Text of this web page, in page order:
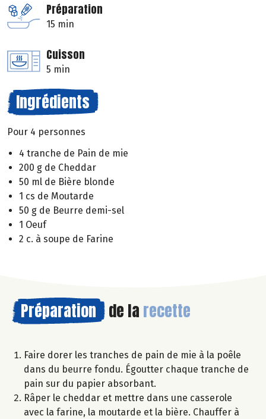
Préparation
15 min
Cuisson
5 min
Ingrédients
Pour 4 personnes
4 tranche de Pain de mie
200 g de Cheddar
50 ml de Bière blonde
1 cs de Moutarde
50 g de Beurre demi-sel
1 Oeuf
2 c. à soupe de Farine
Préparation de la recette
Faire dorer les tranches de pain de mie à la poêle
dans du beurre fondu. Égoutter chaque tranche de
pain sur du papier absorbant.
Râper le cheddar et mettre dans une casserole
avec la farine, la moutarde et la bière. Chauffer à